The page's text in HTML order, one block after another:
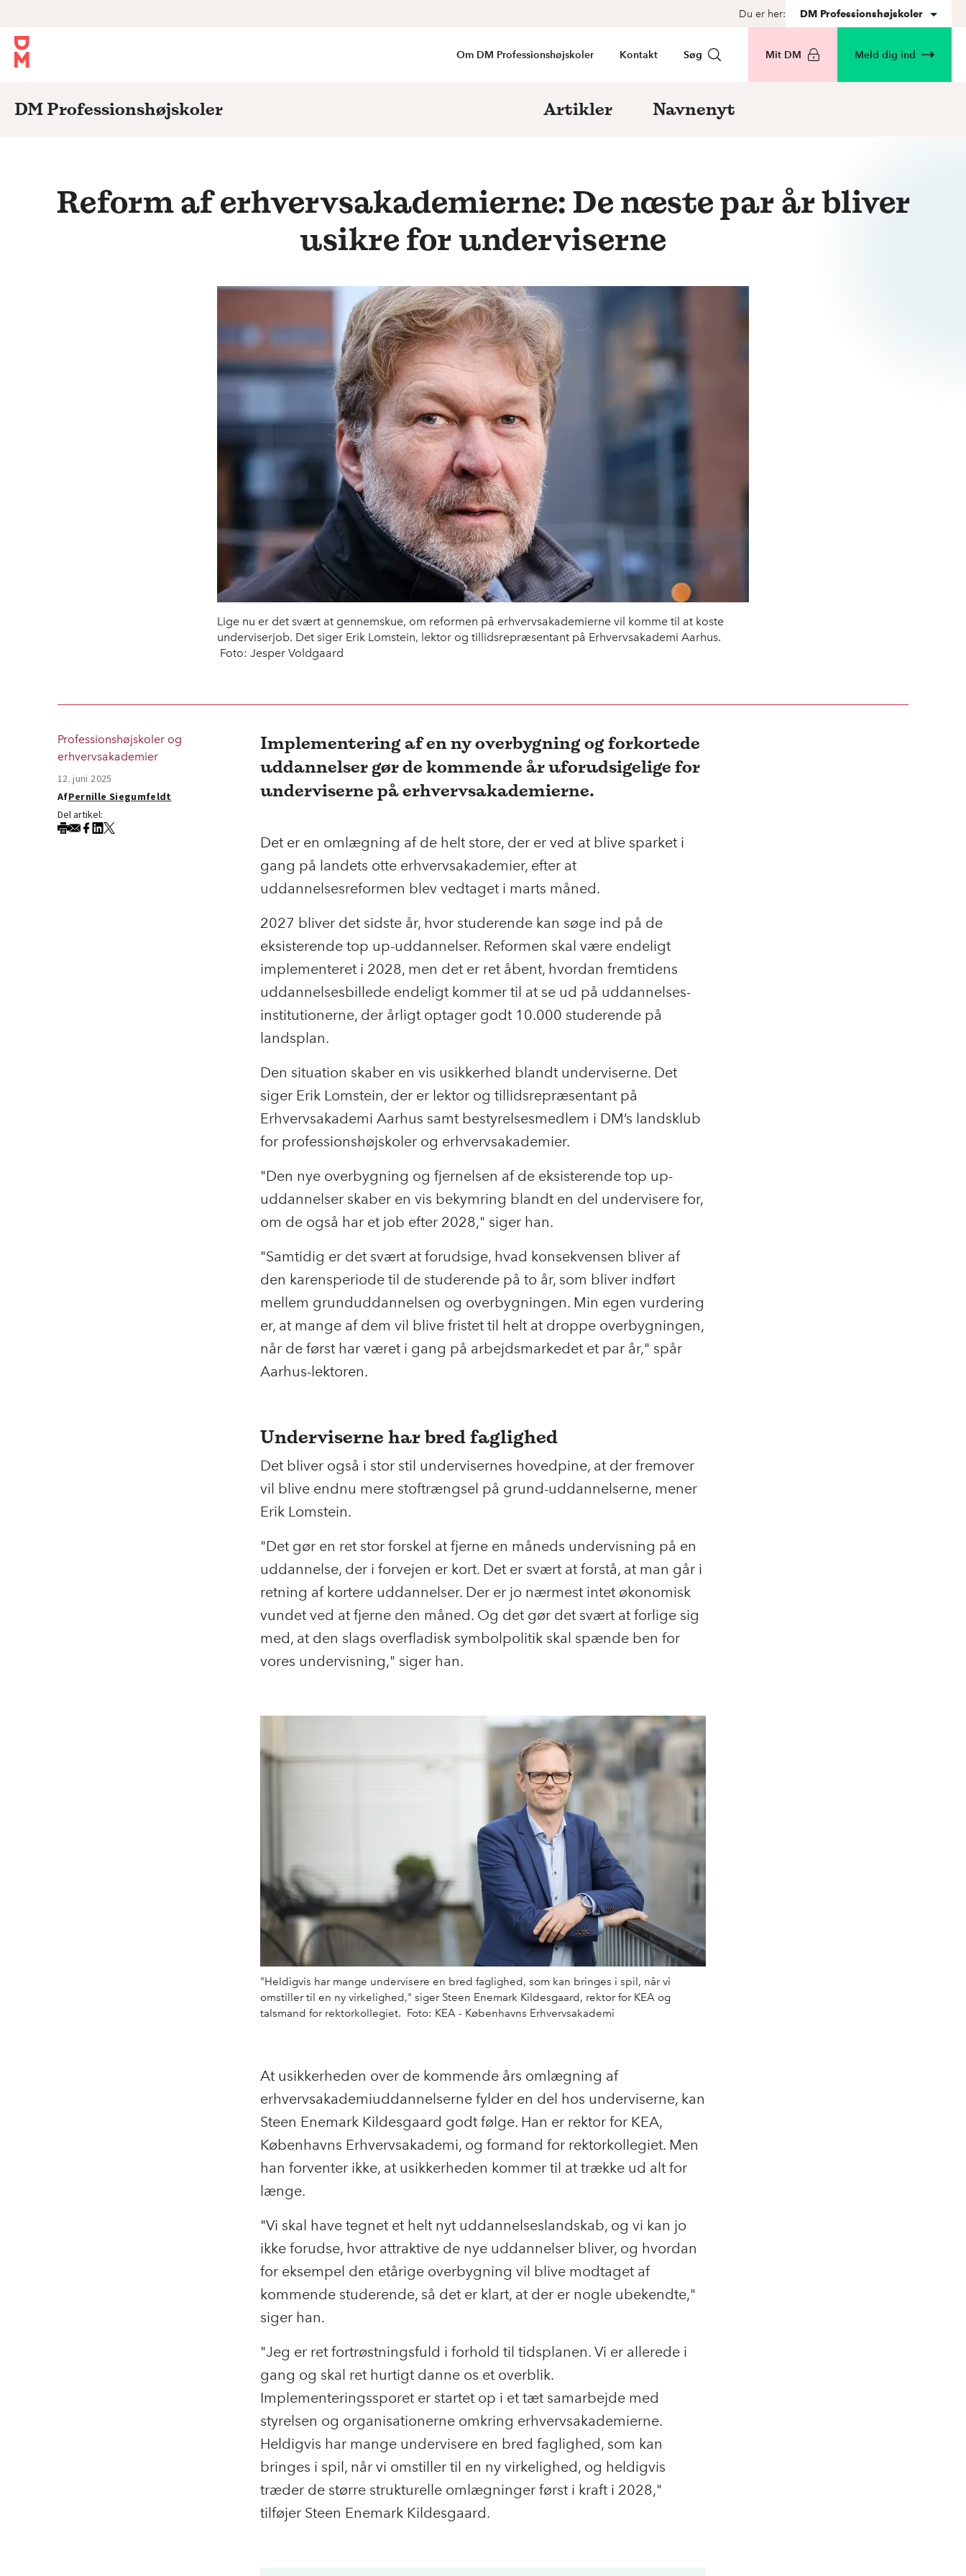
Du er her: DM Professionshøjskoler
Om DM Professionshøjskoler Kontakt Søg Mit DM Meld dig ind
DM Professionshøjskoler Artikler Navnenyt
Reform af erhvervsakademierne: De næste par år bliver
usikre for underviserne
Lige nu er det svært at gennemskue, om reformen på erhvervsakademierne vil komme til at koste
underviserjob. Det siger Erik Lomstein, lektor og tillidsrepræsentant på Erhvervsakademi Aarhus.
Foto: Jesper Voldgaard
Professionshøjskoler og
erhvervsakademier
12. juni 2025
AfPernille Siegumfeldt
Del artikel:
Implementering af en ny overbygning og forkortede
uddannelser gør de kommende år uforudsigelige for
underviserne på erhvervsakademierne.
Det er en omlægning af de helt store, der er ved at blive sparket i
gang på landets otte erhvervsakademier, efter at
uddannelsesreformen blev vedtaget i marts måned.
2027 bliver det sidste år, hvor studerende kan søge ind på de
eksisterende top up-uddannelser. Reformen skal være endeligt
implementeret i 2028, men det er ret åbent, hvordan fremtidens
uddannelsesbillede endeligt kommer til at se ud på uddannelses-
institutionerne, der årligt optager godt 10.000 studerende på
landsplan.
Den situation skaber en vis usikkerhed blandt underviserne. Det
siger Erik Lomstein, der er lektor og tillidsrepræsentant på
Erhvervsakademi Aarhus samt bestyrelsesmedlem i DM’s landsklub
for professionshøjskoler og erhvervsakademier.
"Den nye overbygning og fjernelsen af de eksisterende top up-
uddannelser skaber en vis bekymring blandt en del undervisere for,
om de også har et job efter 2028," siger han.
"Samtidig er det svært at forudsige, hvad konsekvensen bliver af
den karensperiode til de studerende på to år, som bliver indført
mellem grunduddannelsen og overbygningen. Min egen vurdering
er, at mange af dem vil blive fristet til helt at droppe overbygningen,
når de først har været i gang på arbejdsmarkedet et par år," spår
Aarhus-lektoren.
Underviserne har bred faglighed
Det bliver også i stor stil undervisernes hovedpine, at der fremover
vil blive endnu mere stoftrængsel på grund-uddannelserne, mener
Erik Lomstein.
"Det gør en ret stor forskel at fjerne en måneds undervisning på en
uddannelse, der i forvejen er kort. Det er svært at forstå, at man går i
retning af kortere uddannelser. Der er jo nærmest intet økonomisk
vundet ved at fjerne den måned. Og det gør det svært at forlige sig
med, at den slags overfladisk symbolpolitik skal spænde ben for
vores undervisning," siger han.
"Heldigvis har mange undervisere en bred faglighed, som kan bringes i spil, når vi
omstiller til en ny virkelighed," siger Steen Enemark Kildesgaard, rektor for KEA og
talsmand for rektorkollegiet. Foto: KEA - Københavns Erhvervsakademi
At usikkerheden over de kommende års omlægning af
erhvervsakademiuddannelserne fylder en del hos underviserne, kan
Steen Enemark Kildesgaard godt følge. Han er rektor for KEA,
Københavns Erhvervsakademi, og formand for rektorkollegiet. Men
han forventer ikke, at usikkerheden kommer til at trække ud alt for
længe.
"Vi skal have tegnet et helt nyt uddannelseslandskab, og vi kan jo
ikke forudse, hvor attraktive de nye uddannelser bliver, og hvordan
for eksempel den etårige overbygning vil blive modtaget af
kommende studerende, så det er klart, at der er nogle ubekendte,"
siger han.
"Jeg er ret fortrøstningsfuld i forhold til tidsplanen. Vi er allerede i
gang og skal ret hurtigt danne os et overblik.
Implementeringssporet er startet op i et tæt samarbejde med
styrelsen og organisationerne omkring erhvervsakademierne.
Heldigvis har mange undervisere en bred faglighed, som kan
bringes i spil, når vi omstiller til en ny virkelighed, og heldigvis
træder de større strukturelle omlægninger først i kraft i 2028,"
tilføjer Steen Enemark Kildesgaard.